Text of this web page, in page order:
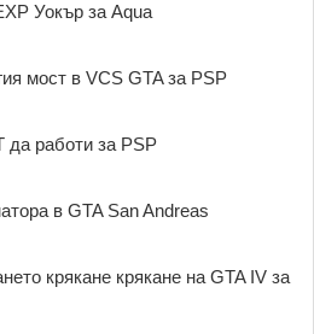
Уокър за Aqua
мост в VCS GTA за PSP
да работи за PSP
в GTA San Andreas
крякане крякане на GTA IV за